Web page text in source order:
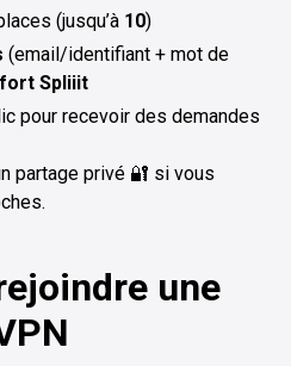
(jusqu’à 10)
(email/identifiant + mot de
Spliiit
pour recevoir des demandes
partage privé 🔐 si vous
une